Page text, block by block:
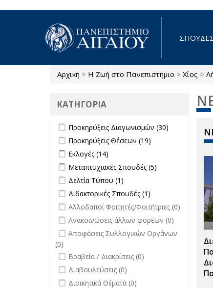
Είστε εδώ
Αρχική > Η Ζωή στο Πανεπιστήμιο > Χίος >
ΚΑΤΗΓΟΡΙΑ
Apply Προκηρύξεις Διαγωνισμών
filter
Προκηρύξεις Διαγωνισμών (30)
Προκηρύξεις
Διαγωνισμών
Apply Προκηρύξεις Θέσεων filter
Προκηρύξεις Θέσεων (19)
filter
Apply Εκλογές filter
Εκλογές (14)
Apply Μεταπτυχιακές Σπουδές filter
Μεταπτυχιακές Σπουδές (5)
Apply Δελτία Τύπου filter
Δελτία Τύπου (1)
Apply Διδακτορικές Σπουδές filter
Διδακτορικές Σπουδές (1)
Σπουδές
filter
undefined
Αλλοδαποί Φοιτητές/Φοιτήτριες (0)
undefined
Ανακοινώσεις άλλων φορέων (0)
undefined
Αποφάσεις Συλλογικών Οργάνων
(0)
undefined
Βραβεία / Διακρίσεις (0)
undefined
Διαβουλεύσεις (0)
undefined
Διοικητικά Θέματα (0)